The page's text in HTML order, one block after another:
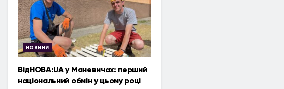
НОВИНИ
ВідНОВА:UA у Маневичах: перший
національний обмін у цьому році